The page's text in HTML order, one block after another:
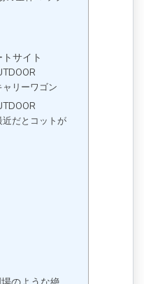
サイト
ャリーワゴン
近だとコットが